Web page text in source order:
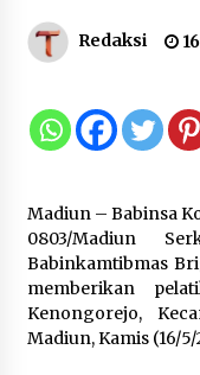
Redaksi
Madiun – Babinsa
0803/Madiun
Babinkamtibmas
memberikan
Kenongorejo,
Madiun, Kamis (16/5/